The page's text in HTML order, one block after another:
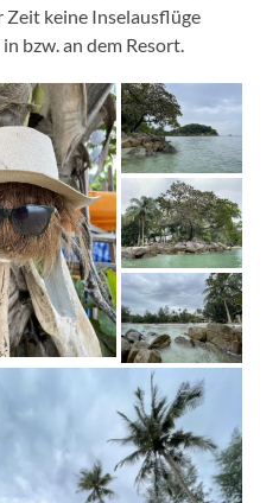
Zeit keine Inselausflüge
bzw. an dem Resort.